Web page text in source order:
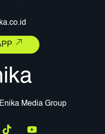
Media Group